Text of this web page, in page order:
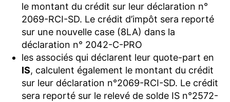
le montant du crédit sur leur déclaration n°
2069-RCI-SD. Le crédit d’impôt sera reporté
sur une nouvelle case (8LA) dans la
déclaration n° 2042-C-PRO
les associés qui déclarent leur quote-part en
IS, calculent également le montant du crédit
sur leur déclaration n°2069-RCI-SD. Le crédit
sera reporté sur le relevé de solde IS n°2572-